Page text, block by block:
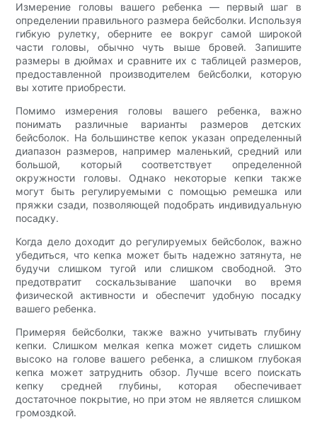
Измерение головы вашего ребенка — первый шаг в
определении правильного размера бейсболки. Используя
гибкую рулетку, оберните ее вокруг самой широкой
части головы, обычно чуть выше бровей. Запишите
размеры в дюймах и сравните их с таблицей размеров,
предоставленной производителем бейсболки, которую
вы хотите приобрести.
Помимо измерения головы вашего ребенка, важно
понимать различные варианты размеров детских
бейсболок. На большинстве кепок указан определенный
диапазон размеров, например маленький, средний или
большой, который соответствует определенной
окружности головы. Однако некоторые кепки также
могут быть регулируемыми с помощью ремешка или
пряжки сзади, позволяющей подобрать индивидуальную
посадку.
Когда дело доходит до регулируемых бейсболок, важно
убедиться, что кепка может быть надежно затянута, не
будучи слишком тугой или слишком свободной. Это
предотвратит соскальзывание шапочки во время
физической активности и обеспечит удобную посадку
вашего ребенка.
Примеряя бейсболки, также важно учитывать глубину
кепки. Слишком мелкая кепка может сидеть слишком
высоко на голове вашего ребенка, а слишком глубокая
кепка может затруднить обзор. Лучше всего поискать
кепку средней глубины, которая обеспечивает
достаточное покрытие, но при этом не является слишком
громоздкой.